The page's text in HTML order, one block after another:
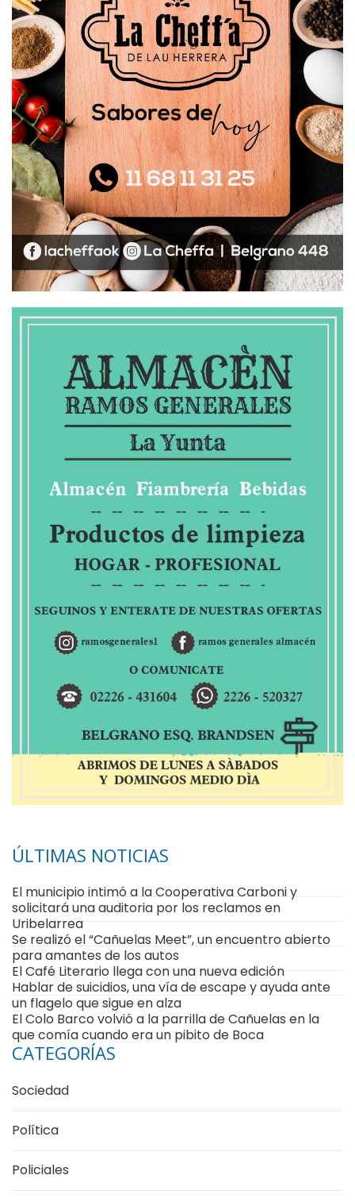
ÚLTIMAS NOTICIAS
El municipio intimó a la Cooperativa Carboni y
solicitará una auditoria por los reclamos en
Uribelarrea
Se realizó el “Cañuelas Meet”, un encuentro abierto
para amantes de los autos
El Café Literario llega con una nueva edición
Hablar de suicidios, una vía de escape y ayuda ante
un flagelo que sigue en alza
El Colo Barco volvió a la parrilla de Cañuelas en la
que comía cuando era un pibito de Boca
CATEGORÍAS
Sociedad
Política
Policiales